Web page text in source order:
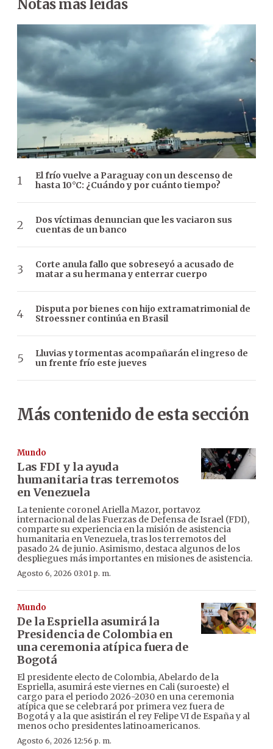
Notas más leídas
El frío vuelve a Paraguay con un descenso de
hasta 10°C: ¿Cuándo y por cuánto tiempo?
Dos víctimas denuncian que les vaciaron sus
cuentas de un banco
Corte anula fallo que sobreseyó a acusado de
matar a su hermana y enterrar cuerpo
Disputa por bienes con hijo extramatrimonial de
Stroessner continúa en Brasil
Lluvias y tormentas acompañarán el ingreso de
un frente frío este jueves
Más contenido de esta sección
Mundo
Las FDI y la ayuda
humanitaria tras terremotos
en Venezuela
La teniente coronel Ariella Mazor, portavoz
internacional de las Fuerzas de Defensa de Israel (FDI),
comparte su experiencia en la misión de asistencia
humanitaria en Venezuela, tras los terremotos del
pasado 24 de junio. Asimismo, destaca algunos de los
despliegues más importantes en misiones de asistencia.
Agosto 6, 2026 03:01 p. m.
Mundo
De la Espriella asumirá la
Presidencia de Colombia en
una ceremonia atípica fuera de
Bogotá
El presidente electo de Colombia, Abelardo de la
Espriella, asumirá este viernes en Cali (suroeste) el
cargo para el periodo 2026-2030 en una ceremonia
atípica que se celebrará por primera vez fuera de
Bogotá y a la que asistirán el rey Felipe VI de España y al
menos ocho presidentes latinoamericanos.
Agosto 6, 2026 12:56 p. m.